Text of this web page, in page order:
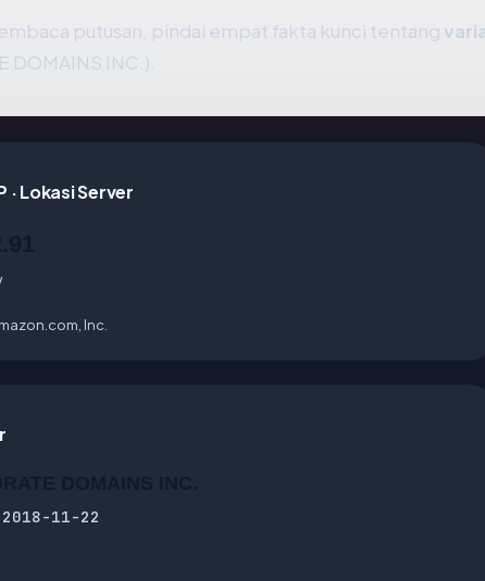
putusan, pindai empat fakta kunci tentang
DOMAINS INC.).
· Lokasi Server
Inc.
2018-11-22